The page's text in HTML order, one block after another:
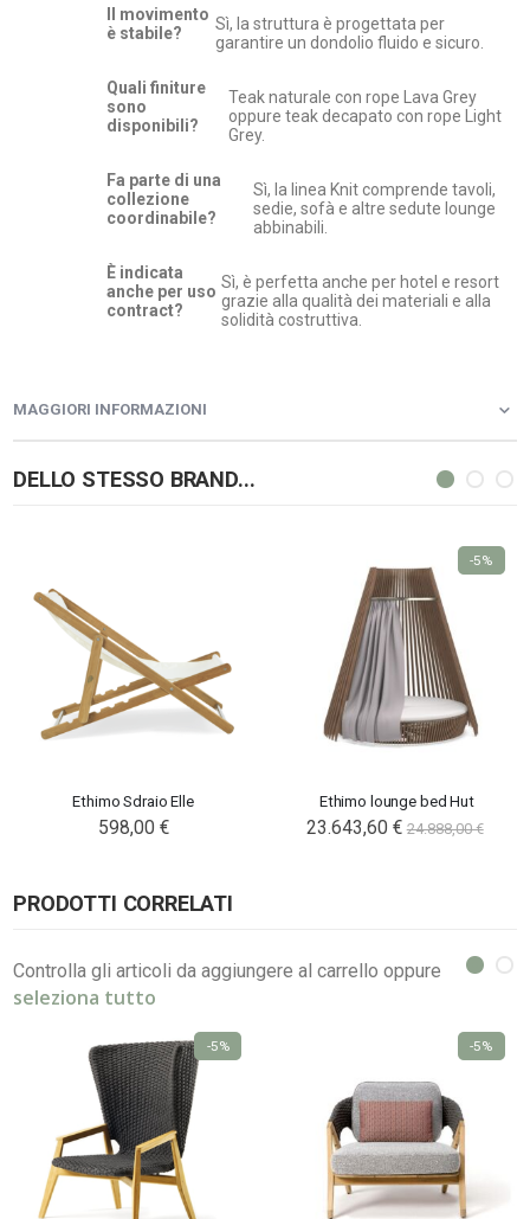
Il movimento
è stabile?
Sì, la struttura è progettata per
garantire un dondolio fluido e sicuro.
Quali finiture
sono
disponibili?
Teak naturale con rope Lava Grey
oppure teak decapato con rope Light
Grey.
Fa parte di una
collezione
coordinabile?
Sì, la linea Knit comprende tavoli,
sedie, sofà e altre sedute lounge
abbinabili.
È indicata
anche per uso
contract?
Sì, è perfetta anche per hotel e resort
grazie alla qualità dei materiali e alla
solidità costruttiva.
MAGGIORI INFORMAZIONI
DELLO STESSO BRAND...
Ethimo Sdraio Elle
598,00 €
Ethimo lounge bed Hut
23.643,60 € 24.888,00 €
-5%
PRODOTTI CORRELATI
Controlla gli articoli da aggiungere al carrello oppure
seleziona tutto
-5% -5%